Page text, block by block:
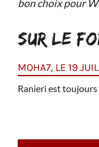
bon choix pour
SUR LE
MOHA7, LE 19
Ranieri est toujours